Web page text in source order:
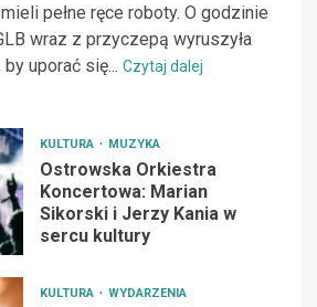
pełne ręce roboty. O godzinie
wraz z przyczepą wyruszyła
uporać się... Czytaj dalej
KULTURA MUZYKA
Ostrowska Orkiestra
Koncertowa: Marian
Sikorski i Jerzy Kania w
sercu kultury
KULTURA WYDARZENIA